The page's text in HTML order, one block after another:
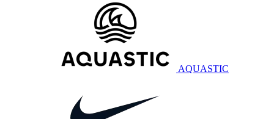
AQUASTIC